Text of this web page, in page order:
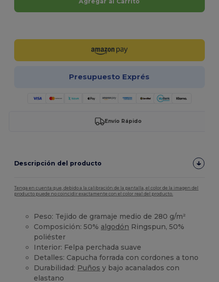
Presupuesto Exprés
Envío Rápido
Descripción del producto
Tenga en cuenta que, debido a la calibración de la pantalla, el color de la imagen del
producto puede no coincidir exactamente con el color real del producto.
Peso: Tejido de gramaje medio de 280 g/m²
Composición: 50% algodón Ringspun, 50%
poliéster
Interior: Felpa perchada suave
Detalles: Capucha forrada con cordones a tono
Durabilidad: Puños y bajo acanalados con
elastano